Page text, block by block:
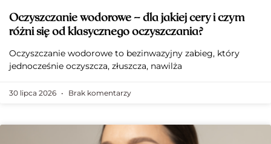
Oczyszczanie wodorowe – dla jakiej cery i czym
różni się od klasycznego oczyszczania?
Oczyszczanie wodorowe to bezinwazyjny zabieg, który
jednocześnie oczyszcza, złuszcza, nawilża
30 lipca 2026 Brak komentarzy